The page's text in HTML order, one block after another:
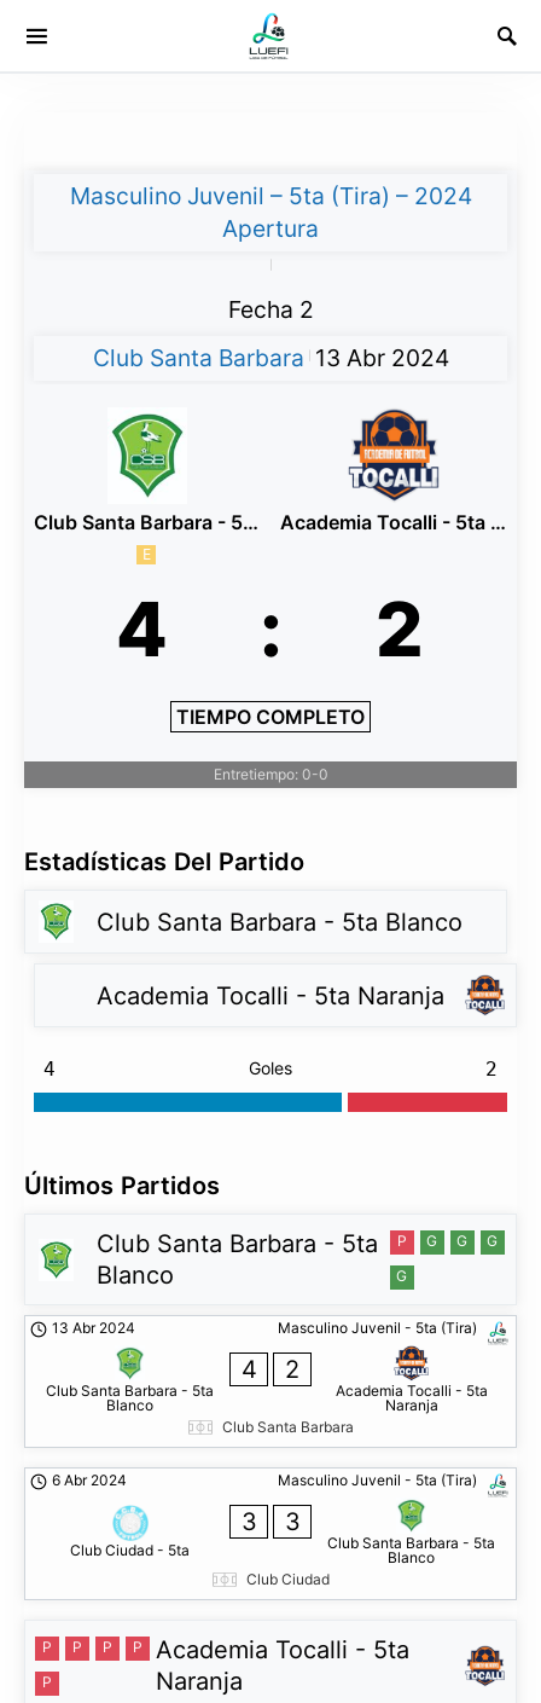
Masculino Juvenil – 5ta (Tira) – 2024
Apertura
Fecha 2
Club Santa Barbara 13 Abr 2024
Club Santa Barbara - 5ta Blanco
E
4 : 2
TIEMPO COMPLETO
Academia Tocalli - 5ta Naranja
Entretiempo: 0-0
Estadísticas Del Partido
Club Santa Barbara - 5ta Blanco
Academia Tocalli - 5ta Naranja
4 Goles 2
Últimos Partidos
Club Santa Barbara - 5ta
Blanco
P G G
G
G
Masculino Juvenil - 5ta (Tira)
13 Abr 2024
Club Santa Barbara - 5ta
Blanco
4 2
Academia Tocalli - 5ta
Naranja
Club Santa Barbara
Masculino Juvenil - 5ta (Tira)
6 Abr 2024
Club Ciudad - 5ta
3 3
Club Santa Barbara - 5ta
Blanco
Club Ciudad
Academia Tocalli - 5ta
Naranja
P P P
P
P